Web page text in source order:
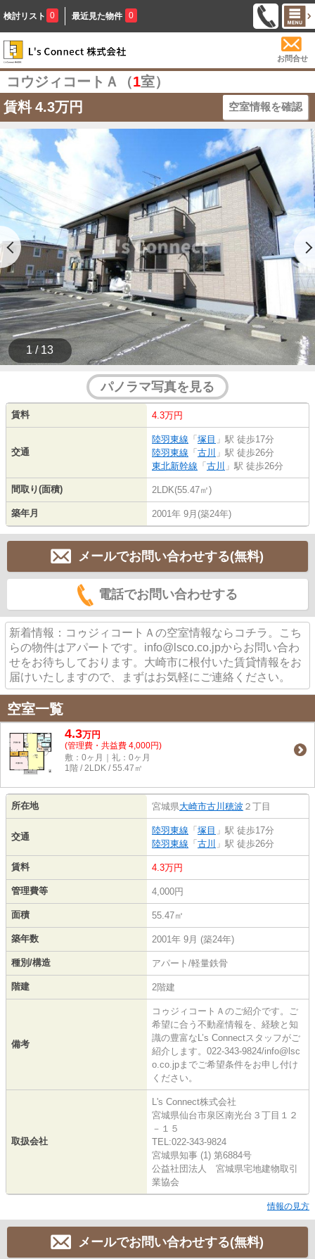
検討リスト 0 最近見た物件 0
お問合せ
コウジィコートＡ（1室）
賃料 4.3万円 空室情報を確認
1 / 13
パノラマ写真を見る
賃料 4.3万円
交通
陸羽東線 「 塚目 」駅 徒歩17分
陸羽東線 「 古川 」駅 徒歩26分
東北新幹線 「 古川 」駅 徒歩26分
間取り(面積) 2LDK(55.47㎡)
築年月 2001年 9月(築24年)
メールでお問い合わせする(無料)
電話でお問い合わせする
新着情報：コゥジィコートＡの空室情報ならコチラ。こち
らの物件はアパートです。info@lsco.co.jpからお問い合わ
せをお待ちしております。大崎市に根付いた賃貸情報をお
届けいたしますので、まずはお気軽にご連絡ください。
空室一覧
4.3万円
(管理費・共益費 4,000円)
敷：0ヶ月｜礼：0ヶ月
1階 / 2LDK / 55.47㎡
所在地 宮城県大崎市古川穂波 ２丁目
交通
陸羽東線 「 塚目 」駅 徒歩17分
陸羽東線 「 古川 」駅 徒歩26分
賃料 4.3万円
管理費等 4,000円
面積 55.47㎡
築年数 2001年 9月 (築24年)
種別/構造 アパート/軽量鉄骨
階建 2階建
備考
コゥジィコートＡのご紹介です。ご
希望に合う不動産情報を、経験と知
識の豊富なL’s Connectスタッフがご
紹介します。022-343-9824/info@lsc
o.co.jpまでご希望条件をお申し付け
ください。
取扱会社
L's Connect株式会社
宮城県仙台市泉区南光台３丁目１２
－１５
TEL:022-343-9824
宮城県知事 (1) 第6884号
公益社団法人 宮城県宅地建物取引
業協会
情報の見方
メールでお問い合わせする(無料)